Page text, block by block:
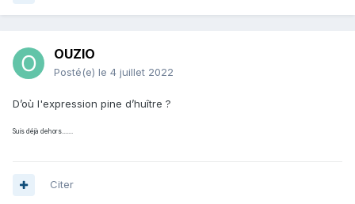
OUZIO
Posté(e) le 4 juillet 2022
D’où l'expression pine d’huître ?
Suis déjà dehors.......
Citer